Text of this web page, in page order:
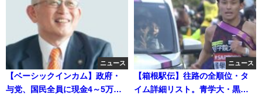
ニュース
【ベーシックインカム】政府・
与党、国民全員に現金4～5万円
ニュース
【箱根駅伝】往路の全順位・タ
イム詳細リスト。青学大・黒田